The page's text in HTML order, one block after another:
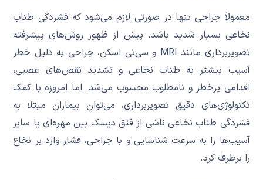
معمولاً جراحی تنها در صورتی لازم می‌شود که فشردگی طناب
نخاعی بسیار شدید باشد. پیش از ظهور روش‌های پیشرفته
تصویربرداری مانند MRI و سی‌تی اسکن، جراحی به دلیل خطر
آسیب بیشتر به طناب نخاعی و تشدید نقص‌های عصبی،
اقدامی پرخطر و نامطلوب محسوب می‌شد. اما امروزه با کمک
تکنولوژی‌های دقیق تصویربرداری، می‌توان بیماران مبتلا به
فشردگی طناب نخاعی ناشی از فتق دیسک بین مهره‌ای یا سایر
آسیب‌ها را به سرعت شناسایی و با جراحی، فشار وارد بر نخاع
را برطرف کرد.